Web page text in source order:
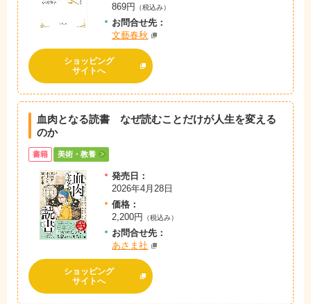
869円
（税込み）
お問合せ先：
文藝春秋
ショッピング
サイトへ
血肉となる読書 なぜ読むことだけが人生を変える
のか
書籍 美術・教養
発売日：
2026年4月28日
価格：
2,200円
（税込み）
お問合せ先：
あさま社
ショッピング
サイトへ